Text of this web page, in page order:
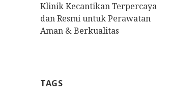
Klinik Kecantikan Terpercaya
dan Resmi untuk Perawatan
Aman & Berkualitas
TAGS